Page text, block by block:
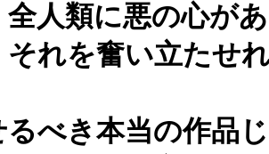
全人類に悪の心が
それを奮い立たせ
るべき本当の作品